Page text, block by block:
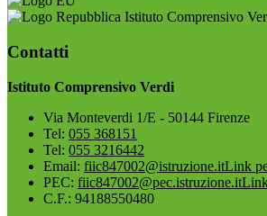
Istituto Comprensivo
Contatti
Istituto Comprensivo Verdi
Via Monteverdi 1/E - 50144 Firenze
Tel: 055 368151
Tel: 055 3216442
Email: fiic847002@istruzione.itLink
PEC: fiic847002@pec.istruzione.it
C.F.: 94188550480